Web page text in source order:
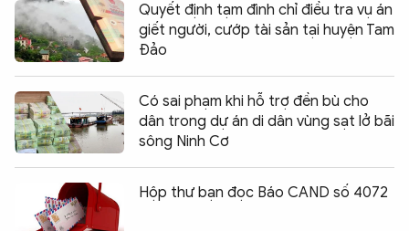
Quyết định tạm đình chỉ điều tra vụ án
giết người, cướp tài sản tại huyện Tam
Đảo
Có sai phạm khi hỗ trợ đền bù cho
dân trong dự án di dân vùng sạt lở bãi
sông Ninh Cơ
Hộp thư bạn đọc Báo CAND số 4072